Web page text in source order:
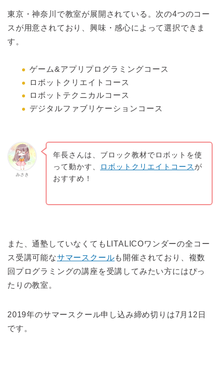
東京・神奈川で教室が展開されている。次の4つのコー
スが用意されており、興味・感心によって選択できま
す。
ゲーム&アプリプログラミングコース
ロボットクリエイトコース
ロボットテクニカルコース
デジタルファブリケーションコース
みさき
年長さんは、ブロック教材でロボットを使
って動かす、
ロボットクリエイトコース が
おすすめ！
また、通塾していなくてもLITALICOワンダーの全コー
ス受講可能なサマースクールも開催されており、複数
回プログラミングの講座を受講してみたい方にはぴっ
たりの教室。
2019年のサマースクール申し込み締め切りは7月12日
です。